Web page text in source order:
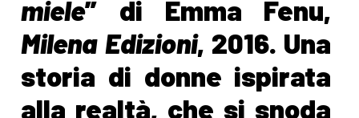
miele” di Emma Fenu,
Milena Edizioni, 2016. Una
storia di donne ispirata
alla realtà, che si snoda